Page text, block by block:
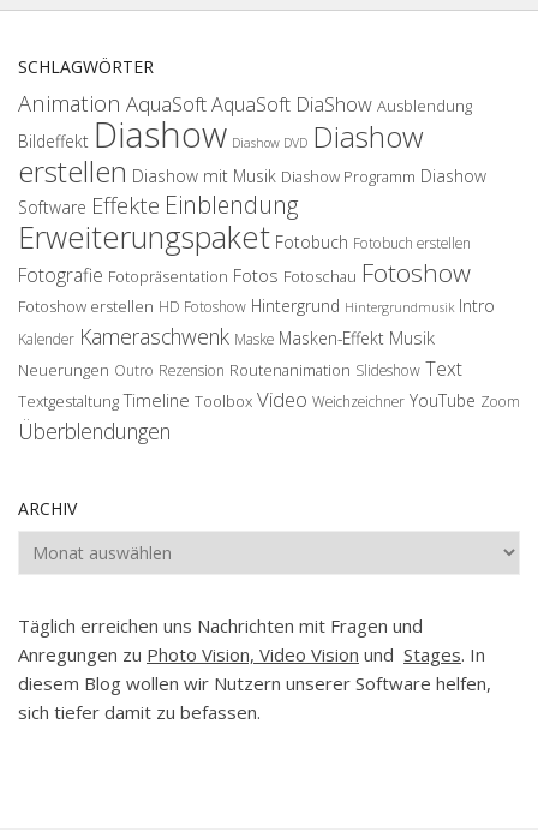
SCHLAGWÖRTER
Animation AquaSoftAquaSoft DiaShow Ausblendung
Bildeffekt Diashow Diashow DVD Diashow
erstellen Diashow mit Musik Diashow Programm Diashow
Software Effekte Einblendung
Erweiterungspaket Fotobuch Fotobuch erstellen
Fotografie Fotopräsentation Fotos Fotoschau Fotoshow
Fotoshow erstellen HD Fotoshow Hintergrund Hintergrundmusik Intro
Kalender Kameraschwenk Maske Masken-Effekt Musik
Neuerungen Outro Rezension Routenanimation Slideshow Text
Textgestaltung Timeline Toolbox Video Weichzeichner YouTube Zoom
Überblendungen
ARCHIV
Archiv
Täglich erreichen uns Nachrichten mit Fragen und
Anregungen zu Photo Vision, Video Vision und Stages. In
diesem Blog wollen wir Nutzern unserer Software helfen,
sich tiefer damit zu befassen.